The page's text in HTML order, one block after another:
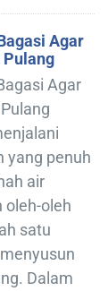
Agar
Pulang
Agar
yang penuh
air
oleh-oleh
satu
Dalam